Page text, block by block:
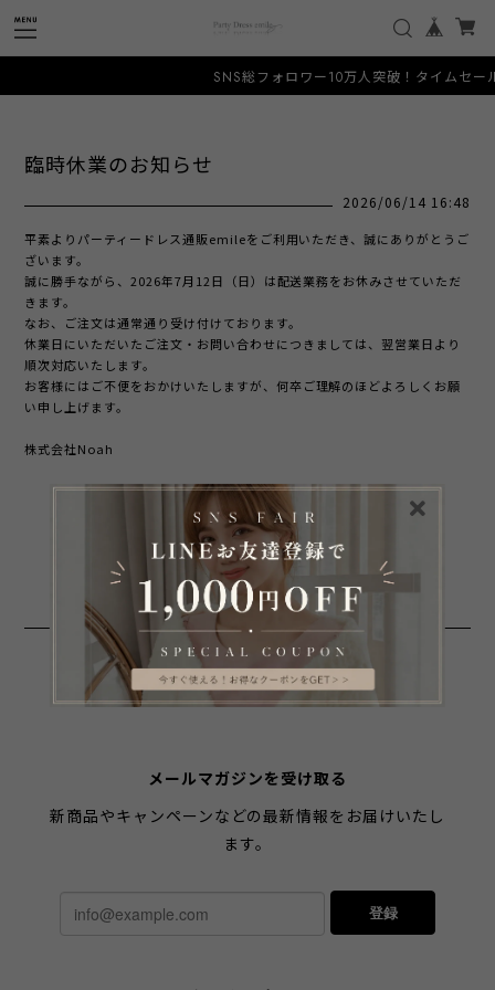
SNS総フォロワー10万人突破！タイムセ
臨時休業のお知らせ
2026/06/14 16:48
平素よりパーティードレス通販emileをご利用いただき、誠にありがとうご
ざいます。
誠に勝手ながら、2026年7月12日（日）は配送業務をお休みさせていただ
きます。
なお、ご注文は通常通り受け付けております。
休業日にいただいたご注文・お問い合わせにつきましては、翌営業日より
順次対応いたします。
お客様にはご不便をおかけいたしますが、何卒ご理解のほどよろしくお願
い申し上げます。
株式会社Noah
SHARE ON
メールマガジンを受け取る
新商品やキャンペーンなどの最新情報をお届けいたし
ます。
登録